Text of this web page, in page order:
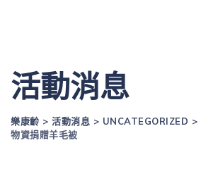
活動消息
樂康齡 > 活動消息 > UNCATEGORIZED >
物資捐贈羊毛被